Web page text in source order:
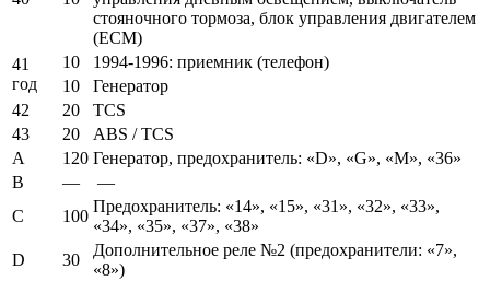
стояночного тормоза, блок управления двигателем
(ECM)
41
год
10
1994-1996: приемник (телефон)
10
Генератор
42
20
TCS
43
20
ABS / TCS
А
120 Генератор, предохранитель: «D», «G», «M», «36»
B
—
—
C
100
Предохранитель: «14», «15», «31», «32», «33»,
«34», «35», «37», «38»
D
30
Дополнительное реле №2 (предохранители: «7»,
«8»)